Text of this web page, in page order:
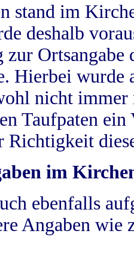
stand im
deshalb
zur
Hierbei wurde
nicht
Taufpaten
Richtigkeit
im
ebenfalls
Angaben wie